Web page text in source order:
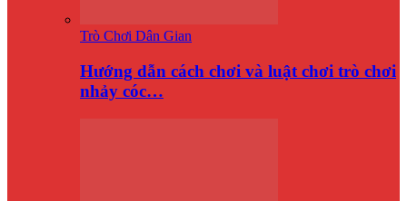
Trò Chơi Dân Gian
Hướng dẫn cách chơi và luật chơi trò chơi
nhảy cóc…